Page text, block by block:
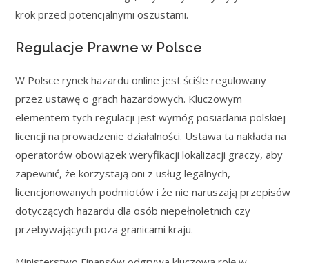
krok przed potencjalnymi oszustami.
Regulacje Prawne w Polsce
W Polsce rynek hazardu online jest ściśle regulowany
przez ustawę o grach hazardowych. Kluczowym
elementem tych regulacji jest wymóg posiadania polskiej
licencji na prowadzenie działalności. Ustawa ta nakłada na
operatorów obowiązek weryfikacji lokalizacji graczy, aby
zapewnić, że korzystają oni z usług legalnych,
licencjonowanych podmiotów i że nie naruszają przepisów
dotyczących hazardu dla osób niepełnoletnich czy
przebywających poza granicami kraju.